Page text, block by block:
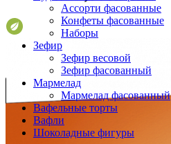
Ассорти фасованные
Конфеты фасованные
Наборы
Зефир
Зефир весовой
Зефир фасованный
Мармелад
Мармелад фасованный
Вафельные торты
Вафли
Шоколадные фигуры